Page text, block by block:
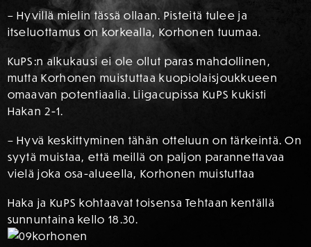
– Hyvillä mielin tässä ollaan. Pisteitä tulee ja
itseluottamus on korkealla, Korhonen tuumaa.
KuPS:n alkukausi ei ole ollut paras mahdollinen,
mutta Korhonen muistuttaa kuopiolaisjoukkueen
omaavan potentiaalia. Liigacupissa KuPS kukisti
Hakan 2-1.
– Hyvä keskittyminen tähän otteluun on tärkeintä. On
syytä muistaa, että meillä on paljon parannettavaa
vielä joka osa-alueella, Korhonen muistuttaa
Haka ja KuPS kohtaavat toisensa Tehtaan kentällä
sunnuntaina kello 18.30.